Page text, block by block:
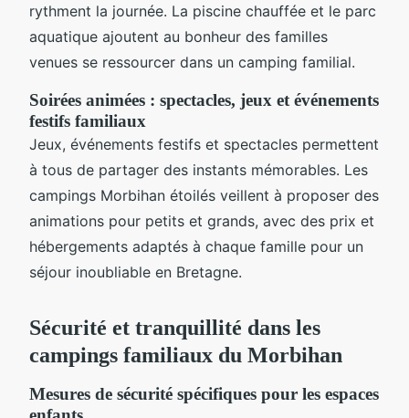
rythment la journée. La piscine chauffée et le parc
aquatique ajoutent au bonheur des familles
venues se ressourcer dans un camping familial.
Soirées animées : spectacles, jeux et événements
festifs familiaux
Jeux, événements festifs et spectacles permettent
à tous de partager des instants mémorables. Les
campings Morbihan étoilés veillent à proposer des
animations pour petits et grands, avec des prix et
hébergements adaptés à chaque famille pour un
séjour inoubliable en Bretagne.
Sécurité et tranquillité dans les
campings familiaux du Morbihan
Mesures de sécurité spécifiques pour les espaces